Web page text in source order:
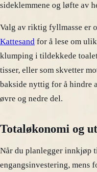
sideklemmene og løfte av
Valg av riktig fyllmasse er
Kattesand for å lese om
klumping i tildekkede
tisser, eller som skvetter
bakside nyttig for å hindre
øvre og nedre del.
Totaløkonomi og
Når du planlegger innkjøp
engangsinvestering, mens